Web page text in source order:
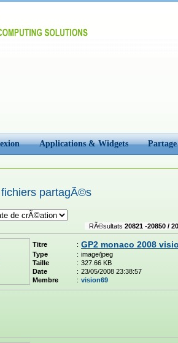
Applications & Widgets
partagÃ©s
RÃ©sultats 20821 -20850 /
Titre : GP2 monaco 2008
Type : image/jpeg
Taille
: 327.66 KB
Date
: 23/05/2008 23:38:57
Membre
: vision69